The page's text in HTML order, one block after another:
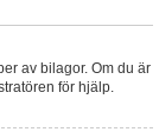
av bilagor. Om du är
för hjälp.